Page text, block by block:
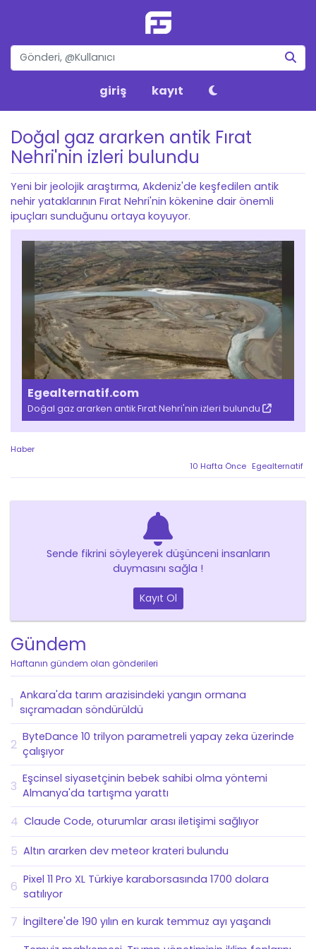
giriş kayıt
Gündem
Haftanın gündem olan gönderileri
1 Ankara'da tarım arazisindeki yangın ormana
sıçramadan söndürüldü
2 ByteDance 10 trilyon parametreli yapay zeka üzerinde
çalışıyor
3 Eşcinsel siyasetçinin bebek sahibi olma yöntemi
Almanya'da tartışma yarattı
4 Claude Code, oturumlar arası iletişimi sağlıyor
5 Altın ararken dev meteor krateri bulundu
6 Pixel 11 Pro XL Türkiye karaborsasında 1700 dolara
satılıyor
7 İngiltere'de 190 yılın en kurak temmuz ayı yaşandı
Doğal gaz ararken antik Fırat
Nehri'nin izleri bulundu
Yeni bir jeolojik araştırma, Akdeniz'de keşfedilen antik
nehir yataklarının Fırat Nehri'nin kökenine dair önemli
ipuçları sunduğunu ortaya koyuyor.
Egealternatif.com
Doğal gaz ararken antik Fırat Nehri'nin izleri bulundu
Haber
10 Hafta Önce Egealternatif
Sende fikrini söyleyerek düşünceni insanların
duymasını sağla !
Kayıt Ol